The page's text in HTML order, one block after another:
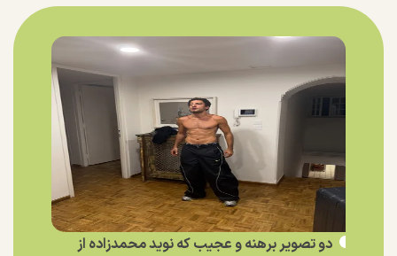
دو تصویر برهنه و عجیب که نوید محمدزاده از